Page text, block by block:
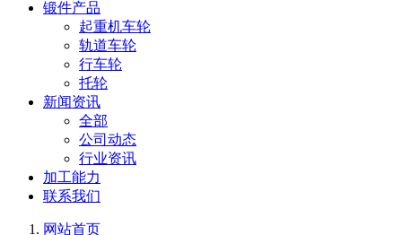
锻件产品
起重机车轮
轨道车轮
行车轮
托轮
新闻资讯
全部
公司动态
行业资讯
加工能力
联系我们
网站首页